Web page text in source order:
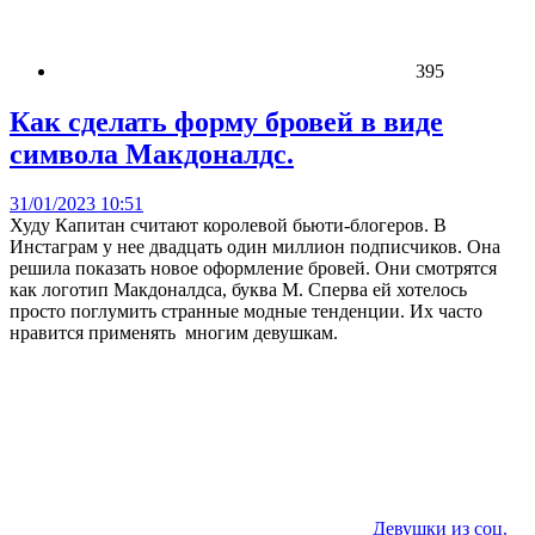
395
Как сделать форму бровей в виде
символа Макдоналдс.
31/01/2023 10:51
Худу Капитан считают королевой бьюти-блогеров. В
Инстаграм у нее двадцать один миллион подписчиков. Она
решила показать новое оформление бровей. Они смотрятся
как логотип Макдоналдса, буква M. Сперва ей хотелось
просто поглумить странные модные тенденции. Их часто
нравится применять многим девушкам.
Девушки из соц.